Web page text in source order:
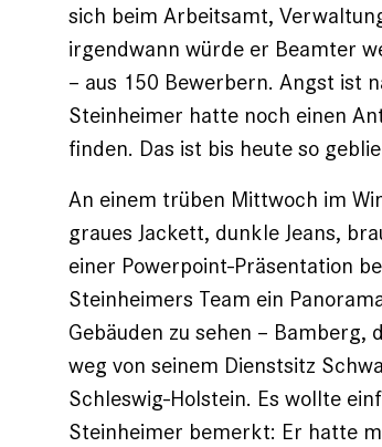
sich beim Arbeitsamt,
irgendwann würde er Beamter
– aus 150 Be­werbern. Angst ist
Steinheimer hatte noch einen
finden. Das ist bis heute so
An einem trüben Mittwoch im
graues Jackett, dunkle Jeans,
einer Powerpoint-Präsen­tation
Steinheimers Team ein
Gebäuden zu sehen –
weg von seinem Dienstsitz
Schleswig-Holstein. Es wollte
Steinheimer bemerkt: Er hatte